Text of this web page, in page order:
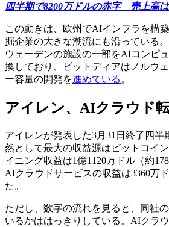
四半期で8200万ドルの赤字 売上高
この動きは、欧州でAIインフラを構
掘企業の大きな潮流にも沿っている
ウェーデンの施設の一部をAIコンピ
換しており、ビットディアはノルウ
ー容量の開発を進めている 。
アイレン、AIクラウド
アイレンが発表した3月31日終了四半
然として最大の収益源はビットコイ
イニング収益は1億1120万ドル（約
AIクラウドサービスの収益は3360万
た。
ただし、数字の流れを見ると、同社
いるかははっきりしている。AIクラ